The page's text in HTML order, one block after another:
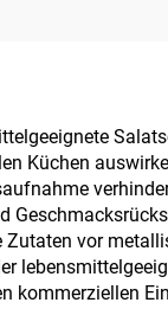
Küchen
vor
kommerziellen